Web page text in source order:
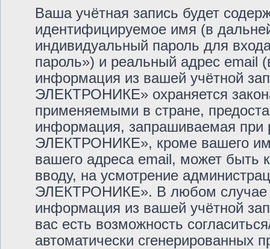
Ваша учётная запись будет
идентифицируемое имя (в
индивидуальный пароль для
пароль») и реальный адрес
информация из вашей учётной
ЭЛЕКТРОНИКЕ» охраняется
применяемыми в стране,
информация, запрашиваемая
ЭЛЕКТРОНИКЕ», кроме вашего
вашего адреса email, может быть
вводу, на усмотрение
ЭЛЕКТРОНИКЕ». В любом случае
информация из вашей учётной
вас есть возможность
автоматически сгенерированных